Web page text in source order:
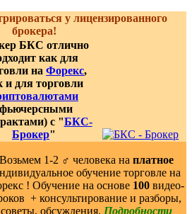
у лицензированного
брокера!
БКС отлично
как для
на Форекс,
и для торговли
с "БКС-
Брокер"
Возьмем 1-2 ‍♂️ человека на платное
обучение торговле на
! Обучение на основе 100видео-
+ консультирование и разборы,
советы, обсуждения. Подробности